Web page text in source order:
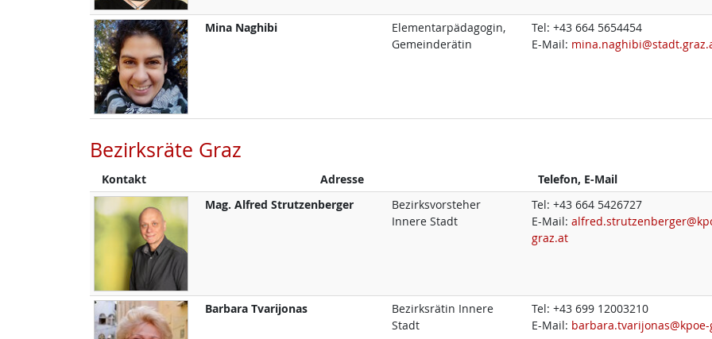
Mina Naghibi
Elementarpädagogin,
Gemeinderätin
Tel:+43 664 5654454
E-Mail:
Bezirksräte Graz
Kontakt Adresse
Telefon, E-Mail
Mag. Alfred Strutzenberger
Bezirksvorsteher
Innere Stadt
Tel:+43 664 5426727
E-Mail:
graz.at
Barbara Tvarijonas
Bezirksrätin Innere
Stadt
Tel:+43 699 12003210
E-Mail: